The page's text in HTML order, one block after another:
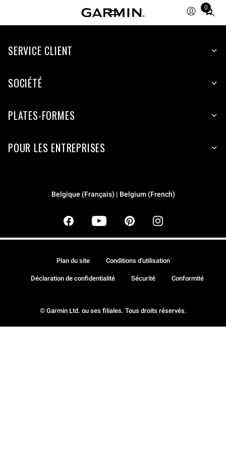
0
Total
items
cart:
SERVICE CLIENT
SOCIÉTÉ
PLATES-FORMES
POUR LES ENTREPRISES
Belgique (Français) | Belgium (French)
© Garmin Ltd. ou ses filiales. Tous droits réservés.
Plan du site Conditions d'utilisation
Déclaration de confidentialité Sécurité Conformité